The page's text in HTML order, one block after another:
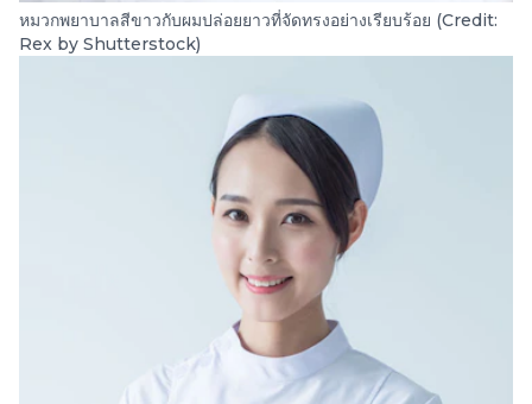
หมวกพยาบาลสีขาวกับผมปล่อยยาวที่จัดทรงอย่างเรียบร้อย (Credit:
Rex by Shutterstock)